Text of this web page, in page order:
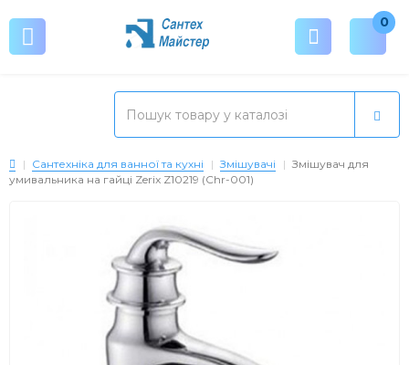
0
Сантехніка для ванної та кухні Змішувачі
Змішувач для
умивальника на гайці Zerix Z10219 (Chr-001)